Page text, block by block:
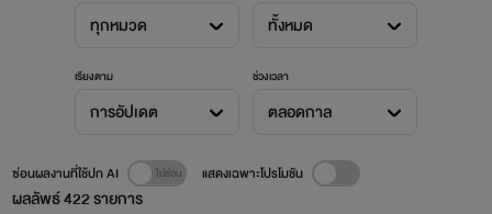
ทุกหมวด ทั้งหมด
เรียงตาม
การอัปเดต
ช่วงเวลา
ตลอดกาล
ผลลัพธ์422รายการ
ซ่อนผลงานที่ใช้ปก AI แสดงเฉพาะโปรโมชัน